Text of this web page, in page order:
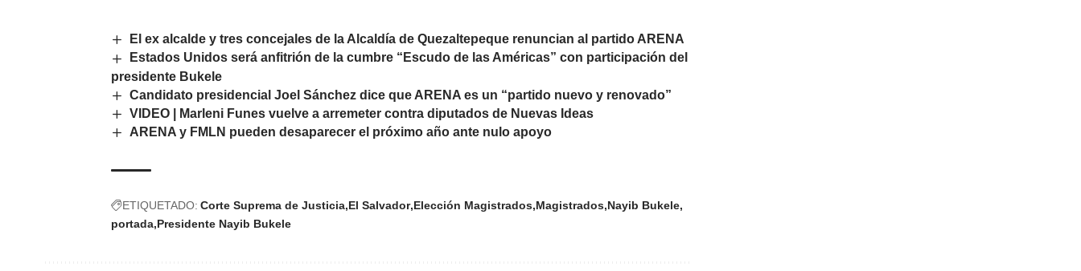
El ex alcalde y tres concejales de la Alcaldía de Quezaltepeque renuncian al partido ARENA
Estados Unidos será anfitrión de la cumbre “Escudo de las Américas” con participación del
presidente Bukele
Candidato presidencial Joel Sánchez dice que ARENA es un “partido nuevo y renovado”
VIDEO | Marleni Funes vuelve a arremeter contra diputados de Nuevas Ideas
ARENA y FMLN pueden desaparecer el próximo año ante nulo apoyo
ETIQUETADO: Corte Suprema de Justicia El Salvador Elección Magistrados Magistrados Nayib Bukele
portada Presidente Nayib Bukele